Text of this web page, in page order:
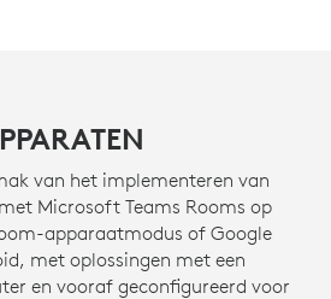
van het implementeren van
Microsoft Teams Rooms op
apparaatmodus of Google
met oplossingen met een
en vooraf geconfigureerd voor